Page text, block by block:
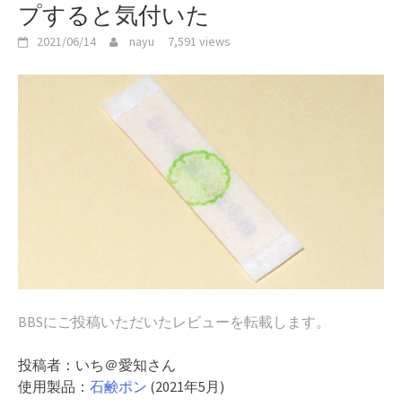
プすると気付いた
2021/06/14 nayu 7,591 views
BBSにご投稿いただいたレビューを転載します。
投稿者：いち＠愛知さん
使用製品： 石鹸ポン (2021年5月)